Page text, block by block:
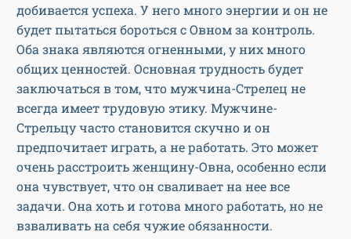
добивается успеха. У него много энергии и он не
будет пытаться бороться с Овном за контроль.
Оба знака являются огненными, у них много
общих ценностей. Основная трудность будет
заключаться в том, что мужчина-Стрелец не
всегда имеет трудовую этику. Мужчине-
Стрельцу часто становится скучно и он
предпочитает играть, а не работать. Это может
очень расстроить женщину-Овна, особенно если
она чувствует, что он сваливает на нее все
задачи. Она хоть и готова много работать, но не
взваливать на себя чужие обязанности.